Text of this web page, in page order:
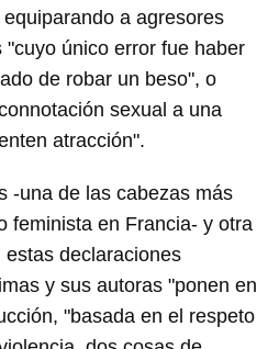
a agresores
único error fue haber
de robar un beso", o
sexual a una
atracción".
-una de las cabezas más
feminista en Francia- y otra
declaraciones
y sus autoras "ponen en
"basada en el respeto